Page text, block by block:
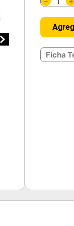
Ficha